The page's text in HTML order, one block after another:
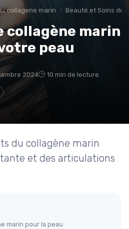
collagene marin Beauté et Soins de
collagène marin
peau
2024 10 min de lecture
du collagène marin
et des articulations
marin pour la peau